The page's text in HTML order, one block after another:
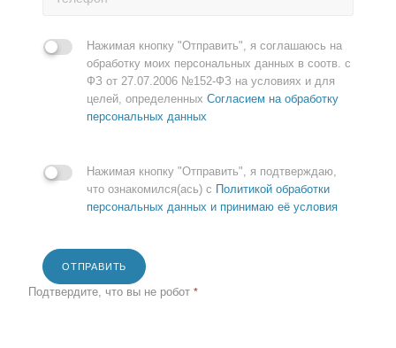
Нажимая кнопку "Отправить", я соглашаюсь на
обработку моих персональных данных в соотв. с
ФЗ от 27.07.2006 №152-ФЗ на условиях и для
целей, определенных Согласием на обработку
персональных данных
Нажимая кнопку "Отправить", я подтверждаю,
что ознакомился(ась) с Политикой обработки
персональных данных и принимаю её условия
ОТПРАВИТЬ
Подтвердите, что вы не робот *